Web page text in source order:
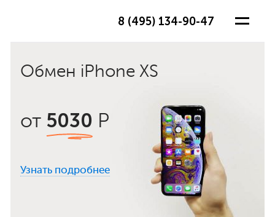
8 (495) 134-90-47
Обмен iPhone XS
от 5030 Р
Узнать подробнее